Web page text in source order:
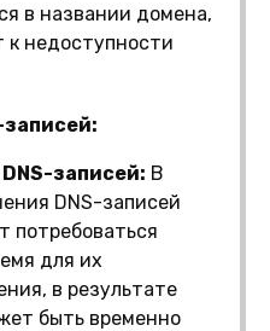
в названии домена,
к недоступности
записей:
записей: В
DNS-записей
потребоваться
для их
в результате
быть временно